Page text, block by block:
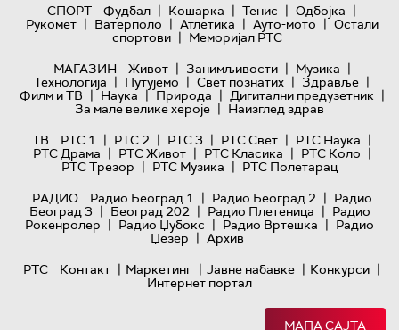
СПОРТ
Фудбал | Кошарка | Тенис | Одбојка |
Рукомет | Ватерполо | Атлетика | Ауто-мото | Остали
спортови | Меморијал РТС
МАГАЗИН
Живот | Занимљивости | Музика |
Технологијa | Путујемо | Свет познатих | Здравље |
Филм и ТВ | Наука | Природа | Дигитални предузетник |
За мале велике хероје | Наизглед здрав
ТВ
РТС 1 | РТС 2 | РТС 3 | РТС Свет | РТС Наука |
РТС Драма | РТС Живот | РТС Класика | РТС Коло |
РТС Трезор | РТС Музика | РТС Полетарац
РАДИО
Радио Београд 1 | Радио Београд 2 | Радио
Београд 3 | Београд 202 | Радио Плетеница | Радио
Рокенролер | Радио Џубокс | Радио Вртешка | Радио
Џезер | Архив
РТС
Контакт | Маркетинг | Јавне набавке | Конкурси |
Интернет портал
МАПА САЈТА